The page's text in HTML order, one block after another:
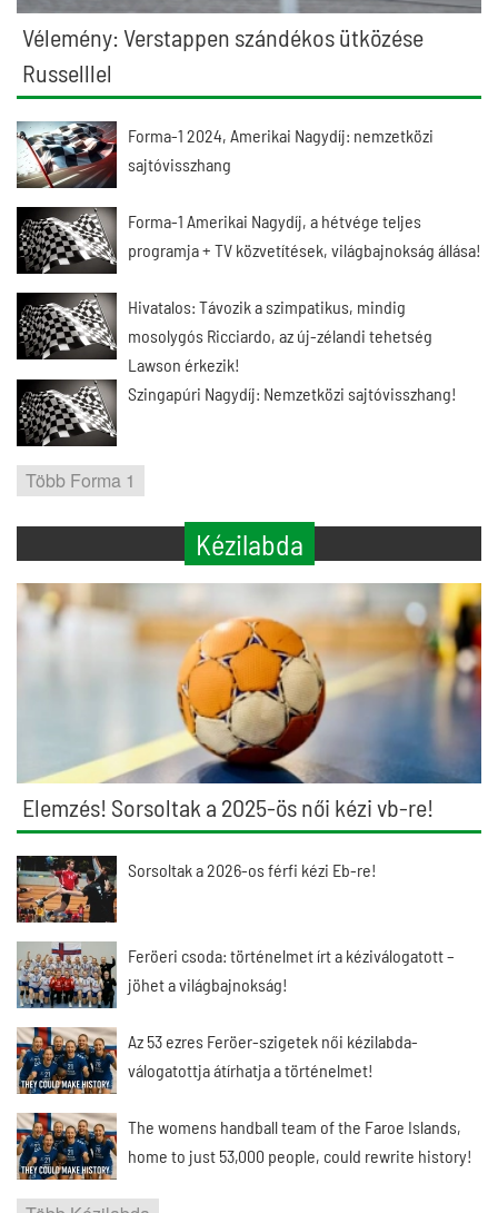
Vélemény: Verstappen szándékos ütközése
Russelllel
Forma-1 2024, Amerikai Nagydíj: nemzetközi
sajtóvisszhang
Forma-1 Amerikai Nagydíj, a hétvége teljes
programja + TV közvetítések, világbajnokság állása!
Hivatalos: Távozik a szimpatikus, mindig
mosolygós Ricciardo, az új-zélandi tehetség
Lawson érkezik!
Szingapúri Nagydíj: Nemzetközi sajtóvisszhang!
Több Forma 1
Kézilabda
Elemzés! Sorsoltak a 2025-ös női kézi vb-re!
Sorsoltak a 2026-os férfi kézi Eb-re!
Feröeri csoda: történelmet írt a kéziválogatott –
jöhet a világbajnokság!
Az 53 ezres Feröer-szigetek női kézilabda-
válogatottja átírhatja a történelmet!
The womens handball team of the Faroe Islands,
home to just 53,000 people, could rewrite history!